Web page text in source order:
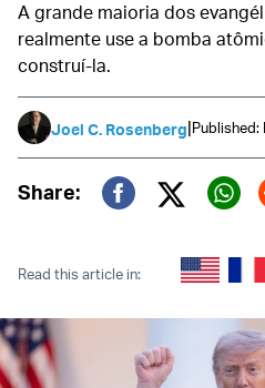
A grande maioria dos
realmente use a bomba
construí-la.
Joel C. Rosenberg|Published:
Share:
Twitter
Read this article in: